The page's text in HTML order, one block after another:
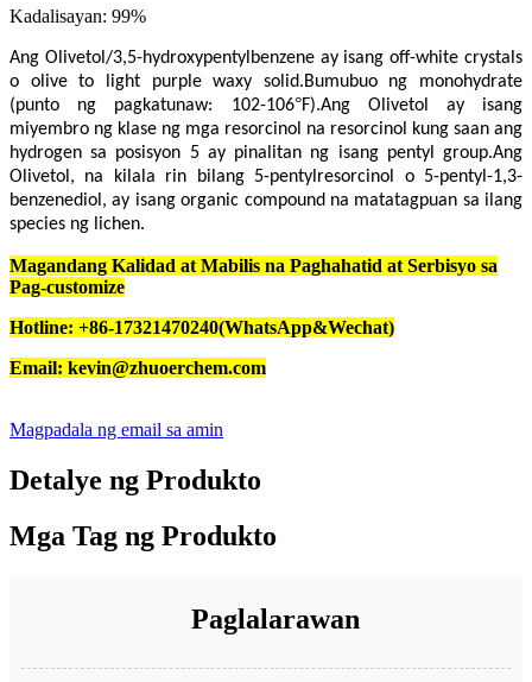
Kadalisayan: 99%
Ang Olivetol/3,5-hydroxypentylbenzene ay isang off-white crystals
o olive to light purple waxy solid.Bumubuo ng monohydrate
(punto ng pagkatunaw: 102-106°F).Ang Olivetol ay isang
miyembro ng klase ng mga resorcinol na resorcinol kung saan ang
hydrogen sa posisyon 5 ay pinalitan ng isang pentyl group.Ang
Olivetol, na kilala rin bilang 5-pentylresorcinol o 5-pentyl-1,3-
benzenediol, ay isang organic compound na matatagpuan sa ilang
species ng lichen.
Magandang Kalidad at Mabilis na Paghahatid at Serbisyo sa
Pag-customize
Hotline: +86-17321470240(WhatsApp&Wechat)
Email: kevin@zhuoerchem.com
Magpadala ng email sa amin
Detalye ng Produkto
Mga Tag ng Produkto
Paglalarawan